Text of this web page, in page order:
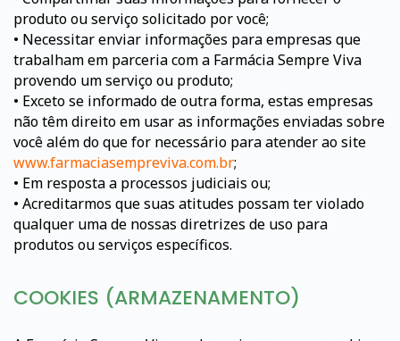
produto ou serviço solicitado por você;
• Necessitar enviar informações para empresas que
trabalham em parceria com a Farmácia Sempre Viva
provendo um serviço ou produto;
• Exceto se informado de outra forma, estas empresas
não têm direito em usar as informações enviadas sobre
você além do que for necessário para atender ao site
www.farmaciasempreviva.com.br;
• Em resposta a processos judiciais ou;
• Acreditarmos que suas atitudes possam ter violado
qualquer uma de nossas diretrizes de uso para
produtos ou serviços específicos.
COOKIES (ARMAZENAMENTO)